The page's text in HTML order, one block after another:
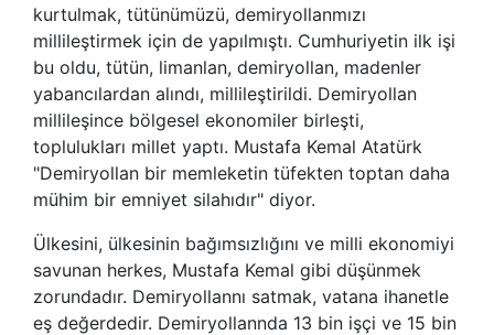
kurtulmak, tütünümüzü, demiryollanmızı
millileştirmek için de yapılmıştı. Cumhuriyetin ilk işi
bu oldu, tütün, limanlan, demiryollan, madenler
yabancılardan alındı, millileştirildi. Demiryollan
millileşince bölgesel ekonomiler birleşti,
toplulukları millet yaptı. Mustafa Kemal Atatürk
"Demiryollan bir memleketin tüfekten toptan daha
mühim bir emniyet silahıdır" diyor.
Ülkesini, ülkesinin bağımsızlığını ve milli ekonomiyi
savunan herkes, Mustafa Kemal gibi düşünmek
zorundadır. Demiryollannı satmak, vatana ihanetle
eş değerdedir. Demiryollannda 13 bin işçi ve 15 bin